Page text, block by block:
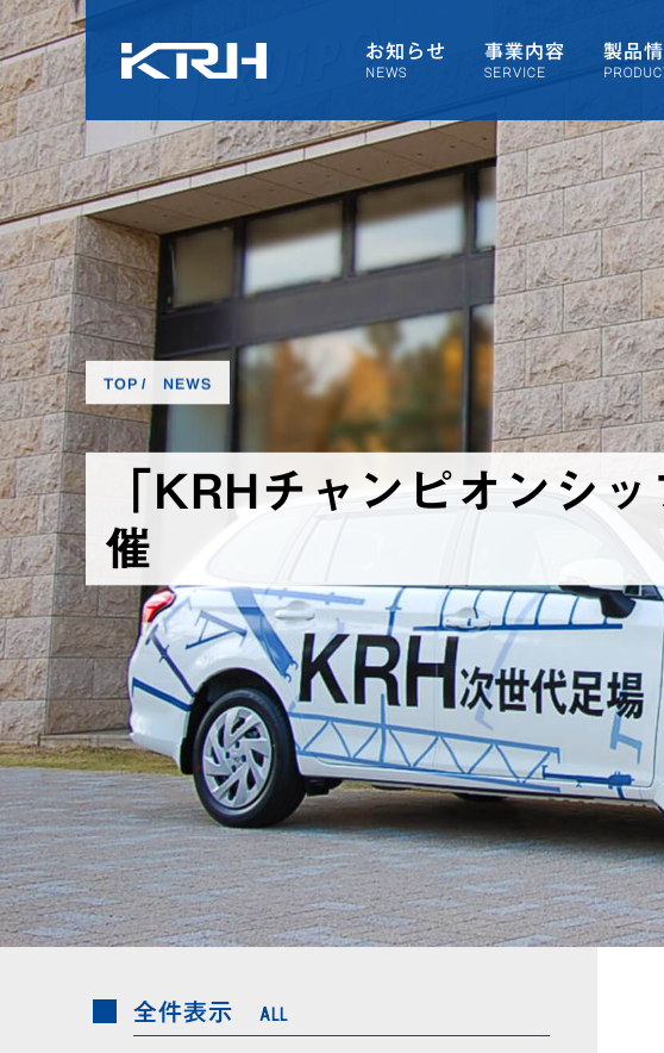
お知らせ
NEWS
事業内容
SERVICE
製品
TOP NEWS
「KRHチャンピオンシ
催
全件表示 ALL